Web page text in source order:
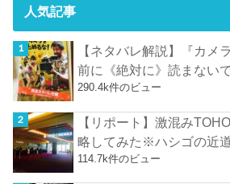
人気記事
【ネタバレ解説】『カメ
前に《絶対に》読まない
290.4k件のビュー
【リポート】激混み
略してみた※ハシゴの近
114.7k件のビュー